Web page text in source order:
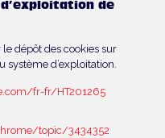
de
dépôt des cookies sur
système d’exploitation.
fr-fr/HT201265
topic/3434352